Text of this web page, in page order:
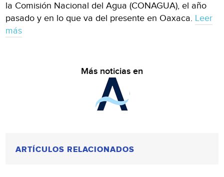
la Comisión Nacional del Agua (CONAGUA), el año
pasado y en lo que va del presente en Oaxaca. Leer
más
Más noticias en
ARTÍCULOS RELACIONADOS